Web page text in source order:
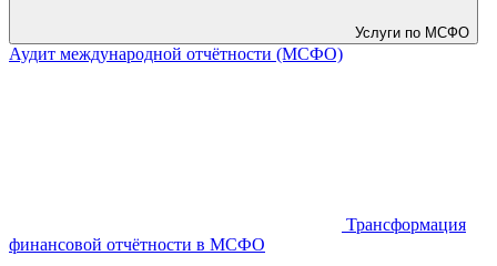
Услуги по МСФО
Аудит международной отчётности (МСФО)
Трансформация
финансовой отчётности в МСФО